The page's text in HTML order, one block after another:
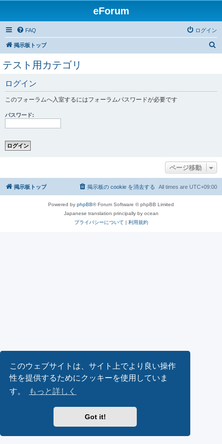
このウェブサイトは、サイト上でより良い操作
性を提供するためにクッキーを使用していま
す。
もっと詳しく
Got it!
eForum
FAQ ログイン
掲示板トップ
テスト用カテゴリ
ログイン
このフォーラムへ入室するにはフォーラムパスワードが必要です
パスワード:
ページ移動
掲示板トップ All times are UTC+09:00
掲示板の cookie を消去する
Powered by phpBB® Forum Software © phpBB Limited
Japanese translation principally by ocean
プライバシーについて | 利用規約